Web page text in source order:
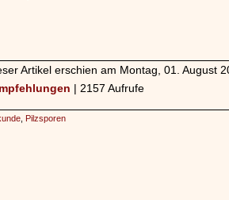
Artikel erschien am Montag, 01. August
| 2157 Aufrufe
Pilzsporen